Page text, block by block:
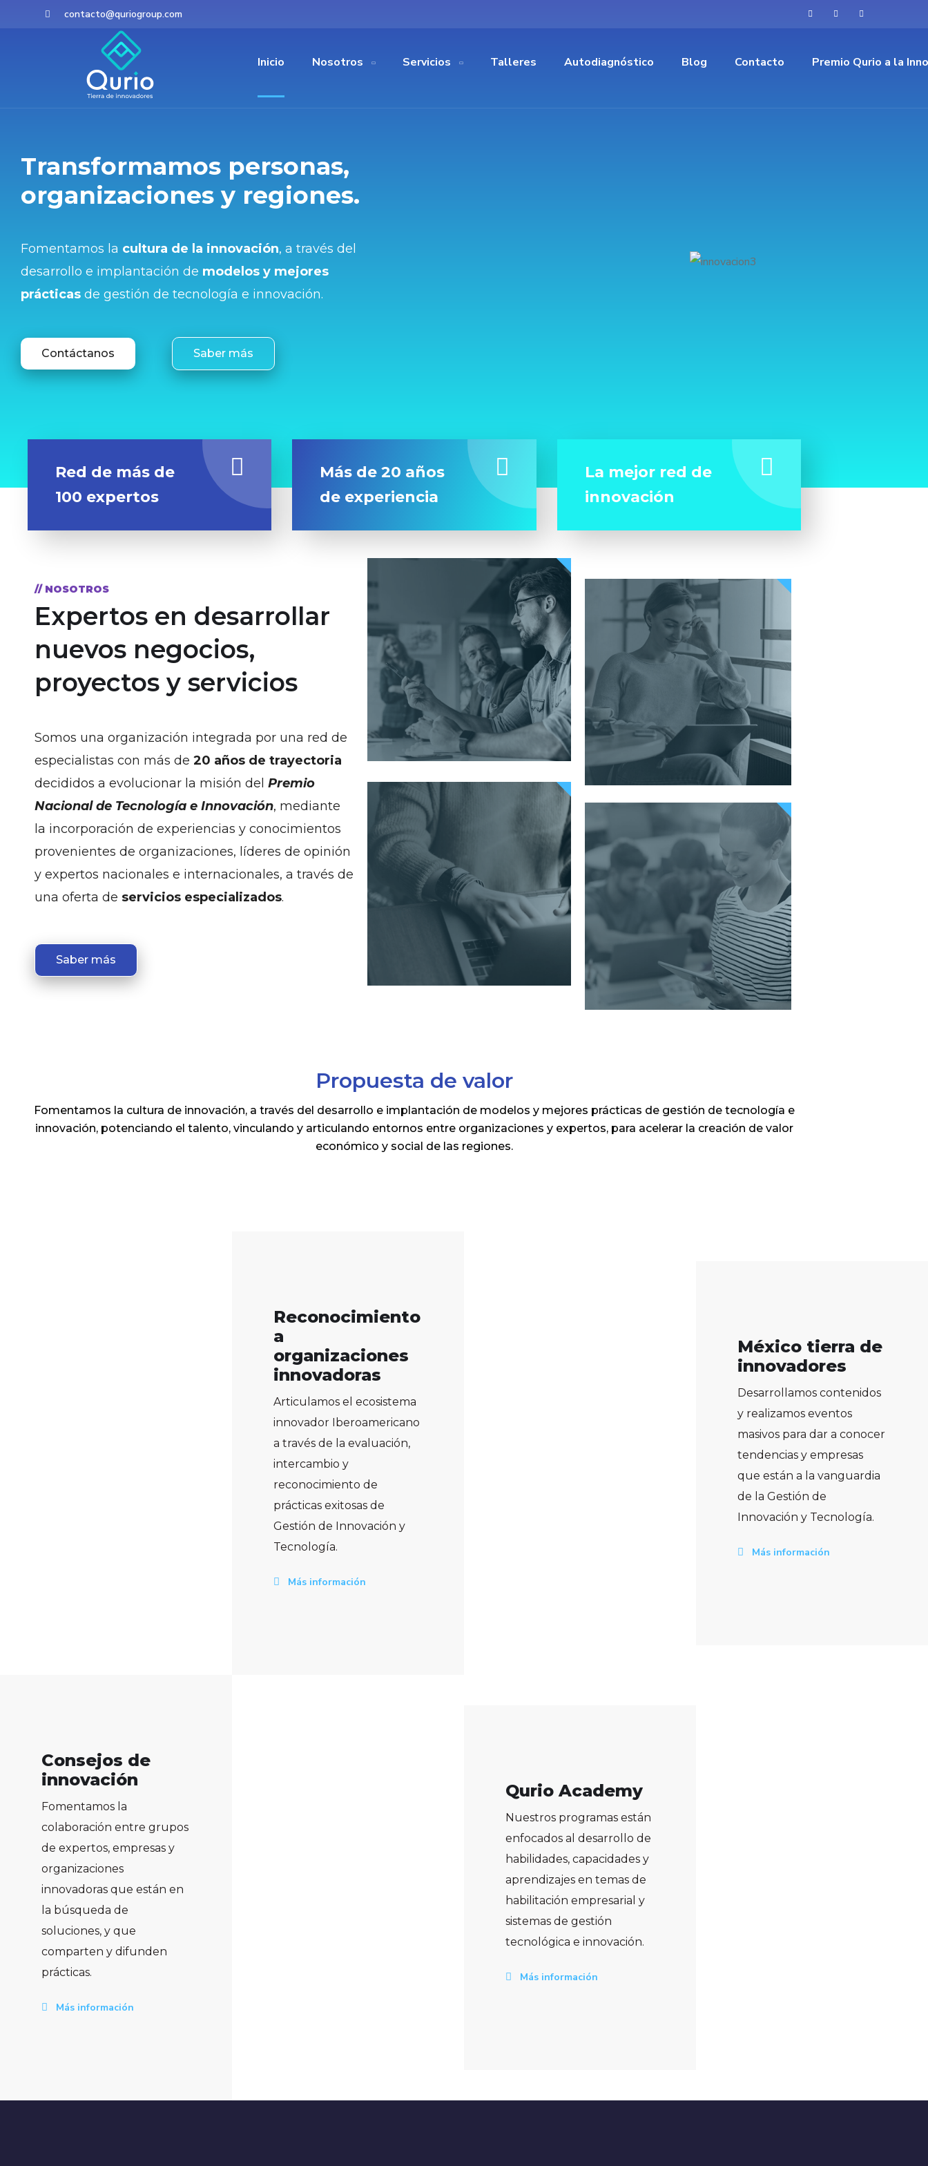
contacto@quriogroup.com
Inicio Nosotros Servicios Talleres Autodiagnóstico Blog Contacto Premio Qurio a la
Transformamos personas,
organizaciones y regiones.
Fomentamos la cultura de la innovación, a través del
desarrollo e implantación de modelos y mejores
prácticas de gestión de tecnología e innovación.
Contáctanos Saber más
Red de más de
100 expertos
Más de 20 años
de experiencia
La mejor red de
innovación
// NOSOTROS
Expertos en desarrollar
nuevos negocios,
proyectos y servicios
Somos una organización integrada por una red de
especialistas con más de 20 años de trayectoria
decididos a evolucionar la misión del Premio
Nacional de Tecnología e Innovación, mediante
la incorporación de experiencias y conocimientos
provenientes de organizaciones, líderes de opinión
y expertos nacionales e internacionales, a través de
una oferta de servicios especializados.
Saber más
Propuesta de valor
Fomentamos la cultura de innovación, a través del desarrollo e implantación de modelos y mejores prácticas de gestión de tecnología e
innovación, potenciando el talento, vinculando y articulando entornos entre organizaciones y expertos, para acelerar la creación de valor
económico y social de las regiones.
Reconocimiento
a
organizaciones
innovadoras
Articulamos el ecosistema
innovador Iberoamericano
a través de la evaluación,
intercambio y
reconocimiento de
prácticas exitosas de
Gestión de Innovación y
Tecnología.
Más información
México tierra de
innovadores
Desarrollamos contenidos
y realizamos eventos
masivos para dar a conocer
tendencias y empresas
que están a la vanguardia
de la Gestión de
Innovación y Tecnología.
Más información
Consejos de
innovación
Fomentamos la
colaboración entre grupos
de expertos, empresas y
organizaciones
innovadoras que están en
la búsqueda de
soluciones, y que
comparten y difunden
prácticas.
Más información
Qurio Academy
Nuestros programas están
enfocados al desarrollo de
habilidades, capacidades y
aprendizajes en temas de
habilitación empresarial y
sistemas de gestión
tecnológica e innovación.
Más información